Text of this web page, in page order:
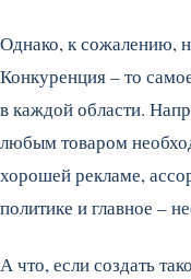
Однако, к сожалению,
Конкуренция – то
в каждой области.
любым товаром
хорошей рекламе,
политике и главное –
А что, если создать